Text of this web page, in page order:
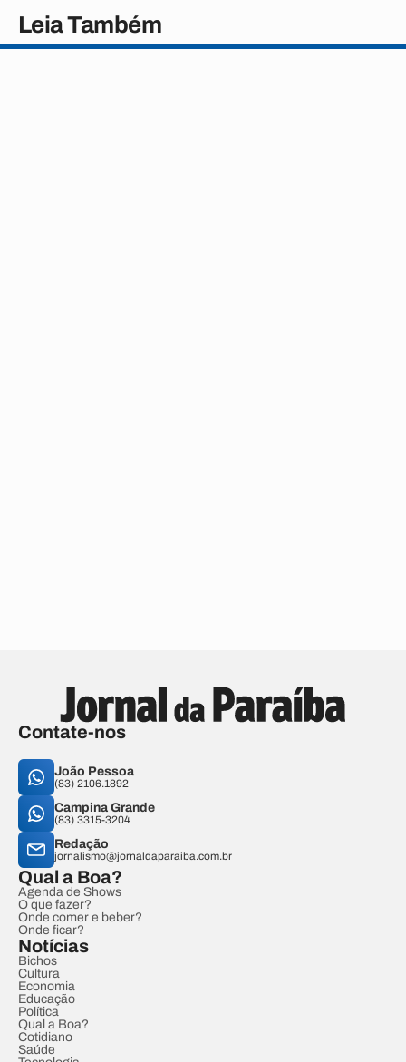
Leia Também
Contate-nos
João Pessoa
(83) 2106.1892
Campina Grande
(83) 3315-3204
Redação
jornalismo@jornaldaparaiba.com.br
Qual a Boa?
Agenda de Shows
O que fazer?
Onde comer e beber?
Onde ficar?
Notícias
Bichos
Cultura
Economia
Educação
Política
Qual a Boa?
Cotidiano
Saúde